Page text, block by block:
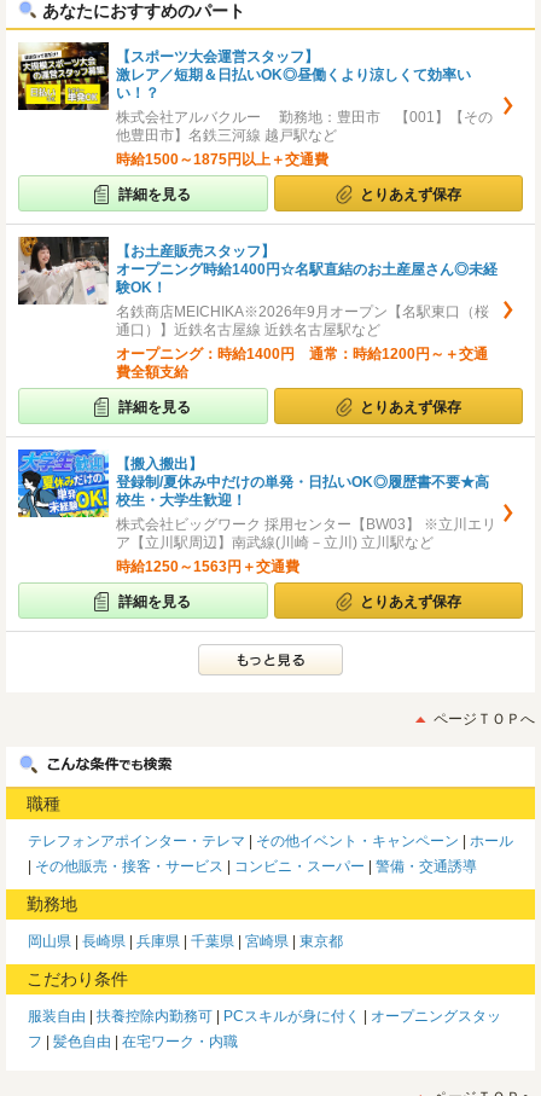
あなたにおすすめのパート
【スポーツ大会運営スタッフ】
激レア／短期＆日払いOK◎昼働くより涼しくて効率い
い！？
株式会社アルバクルー 勤務地：豊田市 【001】【その
他豊田市】名鉄三河線 越戸駅など
時給1500～1875円以上＋交通費
詳細を見る とりあえず保存
【お土産販売スタッフ】
オープニング時給1400円☆名駅直結のお土産屋さん◎未経
験OK！
名鉄商店MEICHIKA※2026年9月オープン【名駅東口（桜
通口）】近鉄名古屋線 近鉄名古屋駅など
オープニング：時給1400円 通常：時給1200円～＋交通
費全額支給
詳細を見る とりあえず保存
【搬入搬出】
登録制/夏休み中だけの単発・日払いOK◎履歴書不要★高
校生・大学生歓迎！
株式会社ビッグワーク 採用センター【BW03】 ※立川エリ
ア【立川駅周辺】南武線(川崎－立川) 立川駅など
時給1250～1563円＋交通費
詳細を見る とりあえず保存
ページＴＯＰへ
職種
テレフォンアポインター・テレマ その他イベント・キャンペーン
ホール
その他販売・接客・サービス
コンビニ・スーパー 警備・交通誘導
勤務地
岡山県 長崎県 兵庫県 千葉県 宮崎県 東京都
こだわり条件
服装自由 扶養控除内勤務可 PCスキルが身に付く
オープニングスタッ
フ
髪色自由 在宅ワーク・内職